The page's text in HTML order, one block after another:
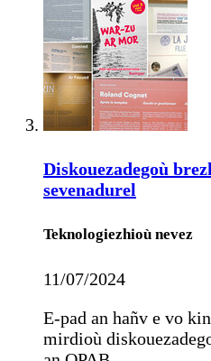
Diskouezadegoù
sevenadurel
Teknologiezhioù nevez
11/07/2024
E-pad an hañv e vo
mirdioù